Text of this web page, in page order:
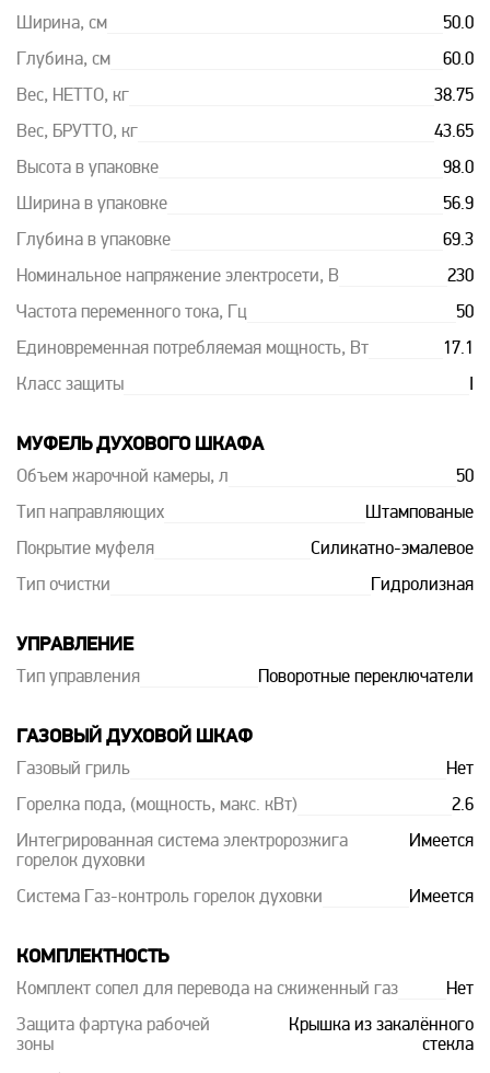
Ширина, см 50.0
Глубина, см 60.0
Вес, НЕТТО, кг 38.75
Вес, БРУТТО, кг 43.65
Высота в упаковке 98.0
Ширина в упаковке 56.9
Глубина в упаковке 69.3
Номинальное напряжение электросети, В 230
Частота переменного тока, Гц 50
Единовременная потребляемая мощность, Вт 17.1
Класс защиты
МУФЕЛЬ ДУХОВОГО ШКАФА
Объем жарочной камеры, л 50
Тип направляющих Штампованые
Покрытие муфеля Силикатно-эмалевое
Тип очистки Гидролизная
УПРАВЛЕНИЕ
Тип управления Поворотные переключатели
ГАЗОВЫЙ ДУХОВОЙ ШКАФ
Газовый гриль Нет
Горелка пода, (мощность, макс. кВт) 2.6
Интегрированная система электророзжига
горелок духовки
Имеется
Система Газ-контроль горелок духовки Имеется
КОМПЛЕКТНОСТЬ
Комплект сопел для перевода на сжиженный газ Нет
Защита фартука рабочей
зоны
Крышка из закалённого
стекла